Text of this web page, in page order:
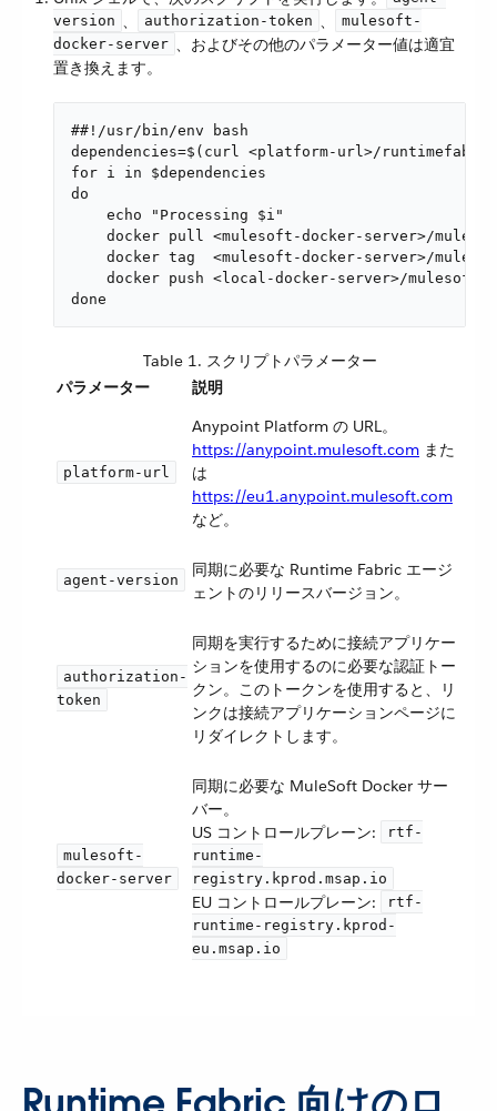
version ​、​ authorization-token ​、​
mulesoft-
docker-server ​、およびその他のパラメーター値は適宜
置き換えます。
##!/usr/bin/env bash
dependencies=$(curl <platform-url>/
for i in $dependencies
do
    echo "Processing $i"
docker pull <mulesoft-docker-server>/
docker tag  <mulesoft-docker-server>/
docker push <local-docker-server>/mulesoft/
done
Table 1. スクリプトパラメーター
パラメーター
説明
platform-url
Anypoint Platform の URL。​
https://anypoint.mulesoft.com また
は
https://eu1.anypoint.mulesoft.com
など。
agent-version
同期に必要な Runtime Fabric エージ
ェントのリリースバージョン。
authorization-
token
同期を実行するために接続アプリケー
ションを使用するのに必要な認証トー
クン。このトークンを使用すると、リ
ンクは接続アプリケーションページに
リダイレクトします。
mulesoft-
docker-server
同期に必要な MuleSoft Docker サー
バー。
US コントロールプレーン:
rtf-
runtime-
registry.kprod.msap.io
EU コントロールプレーン:
rtf-
runtime-registry.kprod-
eu.msap.io